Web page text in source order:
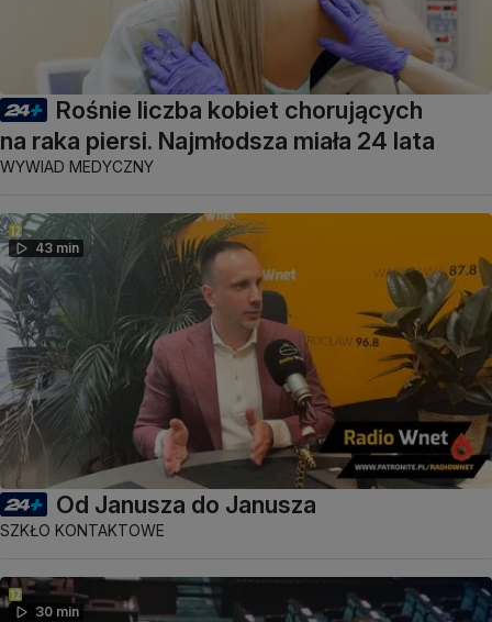
Rośnie liczba kobiet chorujących
na raka piersi. Najmłodsza miała 24 lata
WYWIAD MEDYCZNY
43 min
Od Janusza do Janusza
SZKŁO KONTAKTOWE
30 min